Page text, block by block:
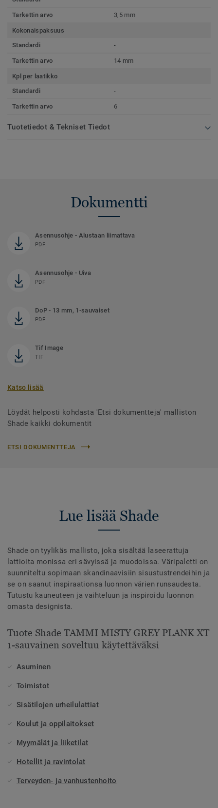
Tarkettin arvo 3,5 mm
Kokonaispaksuus
Standardi
-
Tarkettin arvo 14 mm
Kpl per laatikko
Standardi
-
Tarkettin arvo 6
Tuotetiedot & Tekniset Tiedot
Dokumentti
Asennusohje - Alustaan liimattava
PDF
Asennusohje - Uiva
PDF
DoP - 13 mm, 1-sauvaiset
PDF
Tif Image
TIF
Katso lisää
Löydät helposti kohdasta 'Etsi dokumentteja' malliston
Shade kaikki dokumentit
ETSI DOKUMENTTEJA
Lue lisää Shade
Shade on tyylikäs mallisto, joka sisältää laseerattuja
lattioita monissa eri sävyissä ja muodoissa. Väripaletti on
suunniteltu sopimaan skandinaavisiin sisustustrendeihin ja
se on saanut inspiraationsa luonnon värien runsaudesta.
Tutustu kauneuteen ja vaihteluun ja inspiroidu luonnon
omasta designista.
Tuote Shade TAMMI MISTY GREY PLANK XT
1-sauvainen soveltuu käytettäväksi
Asuminen
Toimistot
Sisätilojen urheilulattiat
Koulut ja oppilaitokset
Myymälät ja liiketilat
Hotellit ja ravintolat
Terveyden- ja vanhustenhoito